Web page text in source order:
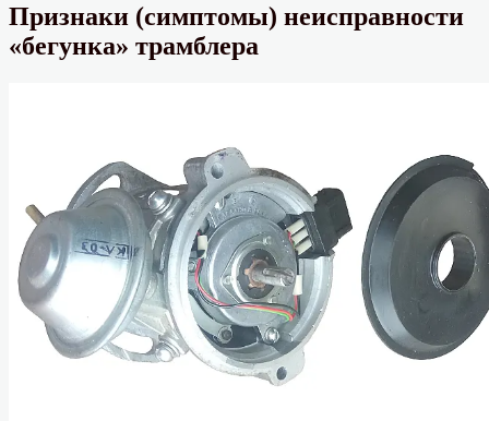
Признаки (симптомы) неисправности
«бегунка» трамблера